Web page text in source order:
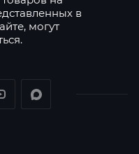
в
могут